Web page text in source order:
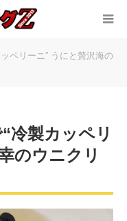
ペリーニ” うにと贅沢海の
冷製カッペリ
のウニクリ